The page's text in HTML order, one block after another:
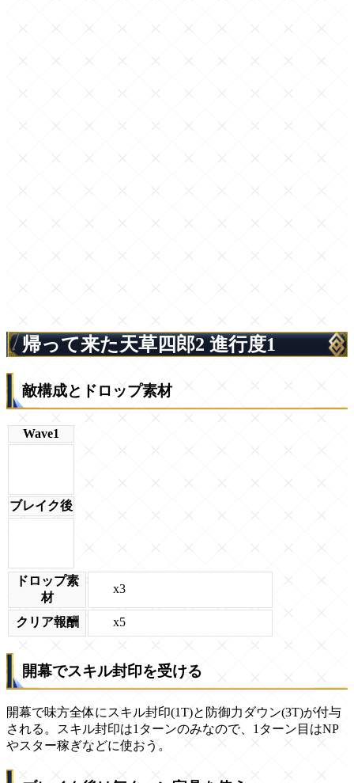
帰って来た天草四郎2 進行度1
敵構成とドロップ素材
Wave1
ブレイク後
ドロップ素
材
x3
クリア報酬 x5
開幕でスキル封印を受ける
開幕で味方全体にスキル封印(1T)と防御力ダウン(3T)が付与
される。スキル封印は1ターンのみなので、1ターン目はNP
やスター稼ぎなどに使おう。